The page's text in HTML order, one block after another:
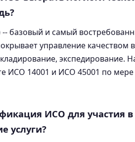
-- базовый и самый
управление качеством
экспедирование.
ИСО 14001 и ИСО 45001 по мере
ИСО для участия в
услуги?